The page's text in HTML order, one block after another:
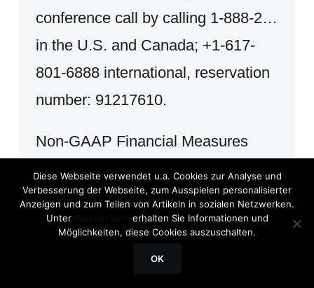
conference call by calling 1-888-2…
in the U.S. and Canada; +1-617-
801-6888 international, reservation
number: 91217610.
Non-GAAP Financial Measures
This release refers to operating
cash flow (operating income before
depreciation, amortization of
intangible assets, and stock-based
Diese Webseite verwendet u.a. Cookies zur Analyse und
Verbesserung der Webseite, zum Ausspielen personalisierter
Anzeigen und zum Teilen von Artikeln in sozialen Netzwerken.
Unter
erhalten Sie Informationen und
Möglichkeiten, diese Cookies auszuschalten.
OK